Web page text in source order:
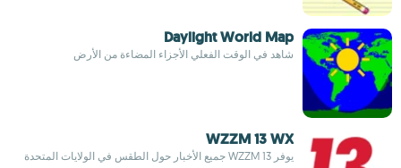
Daylight World Map
شاهد في الوقت الفعلي الأجزاء المضاءة من الأرض
WZZM 13 WX
يوفر WZZM 13 جميع الأخبار حول الطقس في الولايات المتحدة